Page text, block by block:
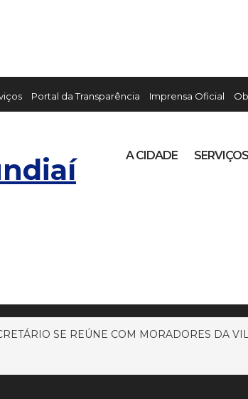
Portal da Transparência Imprensa Oficial
A CIDADE
SE REÚNE COM MORADORES DA